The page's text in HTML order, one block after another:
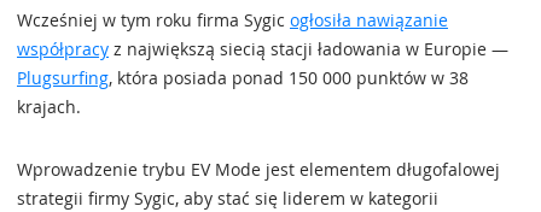
Wcześniej w tym roku firma Sygic ogłosiła nawiązanie
współpracy z największą siecią stacji ładowania w Europie —
Plugsurfing, która posiada ponad 150 000 punktów w 38
krajach.
Wprowadzenie trybu EV Mode jest elementem długofalowej
strategii firmy Sygic, aby stać się liderem w kategorii